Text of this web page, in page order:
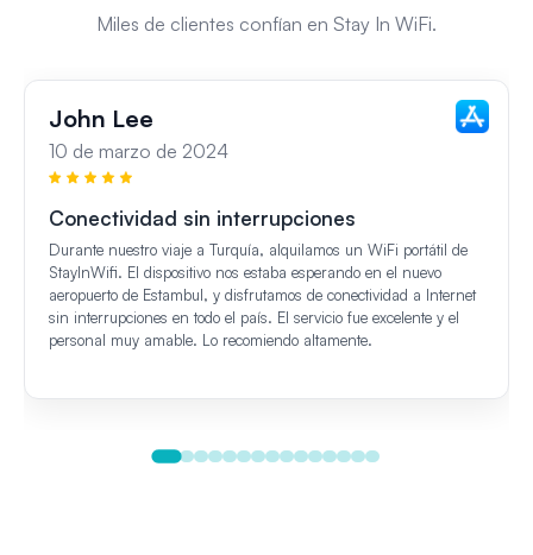
Miles de clientes confían en Stay In WiFi.
John Lee
10 de marzo de 2024
Conectividad sin interrupciones
Durante nuestro viaje a Turquía, alquilamos un WiFi portátil de
StayInWifi. El dispositivo nos estaba esperando en el nuevo
aeropuerto de Estambul, y disfrutamos de conectividad a Internet
sin interrupciones en todo el país. El servicio fue excelente y el
personal muy amable. Lo recomiendo altamente.